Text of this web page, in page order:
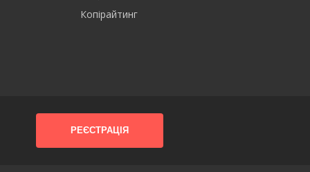
Копірайтинг
РЕЄСТРАЦІЯ